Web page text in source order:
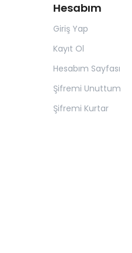
Hesabım
Giriş Yap
Kayıt Ol
Hesabım Sayfası
Şifremi Unuttum
Şifremi Kurtar